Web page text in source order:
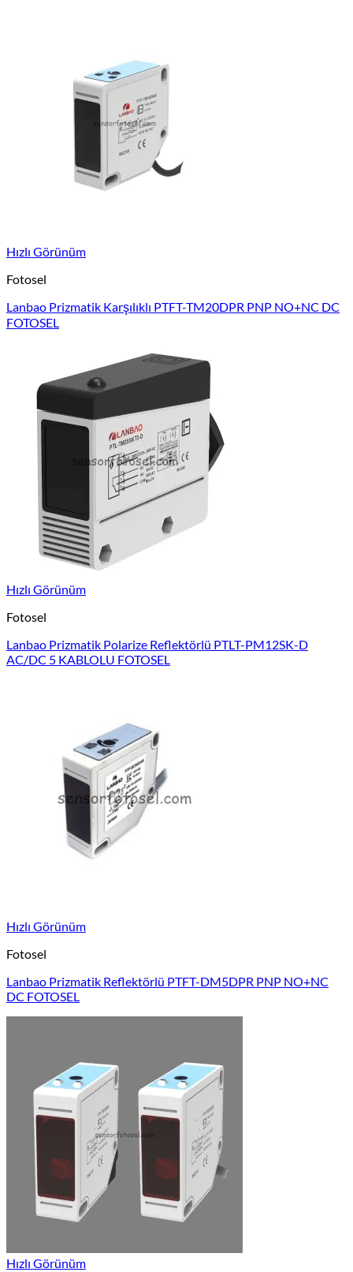
Hızlı Görünüm
Fotosel
Lanbao Prizmatik Karşılıklı PTFT-TM20DPR PNP NO+NC DC
FOTOSEL
Hızlı Görünüm
Fotosel
Lanbao Prizmatik Polarize Reflektörlü PTLT-PM12SK-D
AC/DC 5 KABLOLU FOTOSEL
Hızlı Görünüm
Fotosel
Lanbao Prizmatik Reflektörlü PTFT-DM5DPR PNP NO+NC
DC FOTOSEL
Hızlı Görünüm